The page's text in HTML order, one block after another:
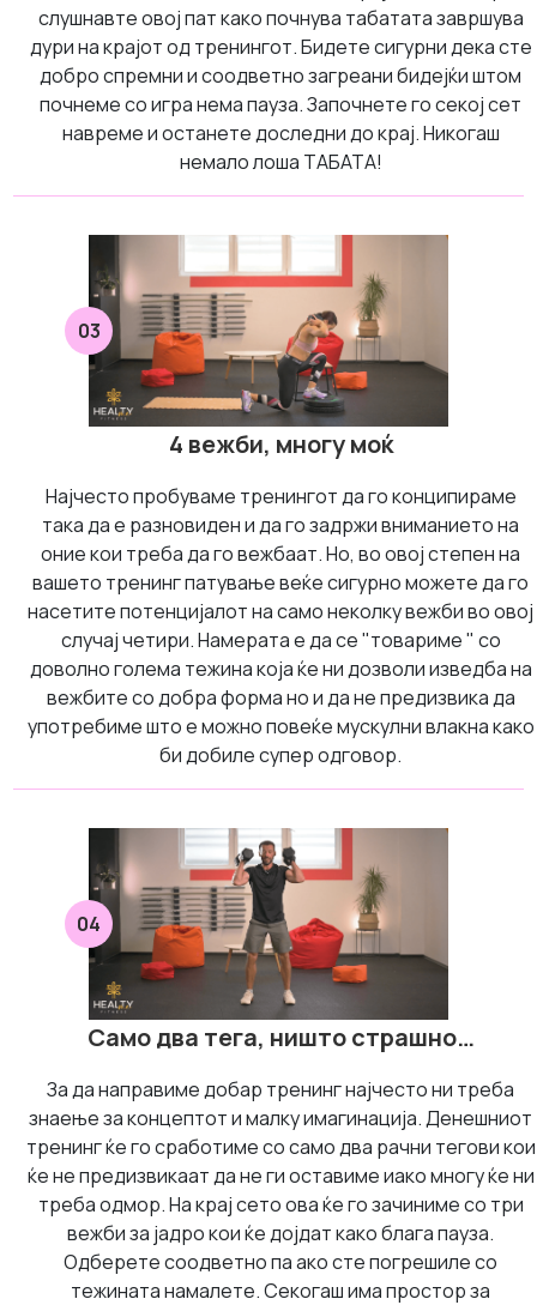
слушнавте овој пат како почнува табатата завршува
дури на крајот од тренингот. Бидете сигурни дека сте
добро спремни и соодветно загреани бидејќи штом
почнеме со игра нема пауза. Започнете го секој сет
навреме и останете доследни до крај. Никогаш
немало лоша ТАБАТА!
03
4 вежби, многу моќ
Најчесто пробуваме тренингот да го конципираме
така да е разновиден и да го задржи вниманието на
оние кои треба да го вежбаат. Но, во овој степен на
вашето тренинг патување веќе сигурно можете да го
насетите потенцијалот на само неколку вежби во овој
случај четири. Намерата е да се "товариме " со
доволно голема тежина која ќе ни дозволи изведба на
вежбите со добра форма но и да не предизвика да
употребиме што е можно повеќе мускулни влакна како
би добиле супер одговор.
04
Само два тега, ништо страшно…
За да направиме добар тренинг најчесто ни треба
знаење за концептот и малку имагинација. Денешниот
тренинг ќе го сработиме со само два рачни тегови кои
ќе не предизвикаат да не ги оставиме иако многу ќе ни
треба одмор. На крај сето ова ќе го зачиниме со три
вежби за јадро кои ќе дојдат како блага пауза.
Одберете соодветно па ако сте погрешиле со
тежината намалете. Секогаш има простор за